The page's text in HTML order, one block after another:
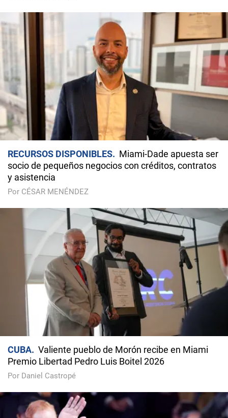
RECURSOS DISPONIBLES
Miami-Dade apuesta ser
socio de pequeños negocios con créditos, contratos
y asistencia
Por CÉSAR MENÉNDEZ
CUBA
Valiente pueblo de Morón recibe en Miami
Premio Libertad Pedro Luis Boitel 2026
Por Daniel Castropé